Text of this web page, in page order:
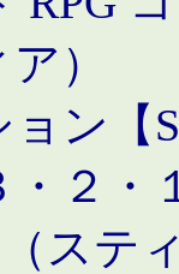
）
ン【
・２
（ステ